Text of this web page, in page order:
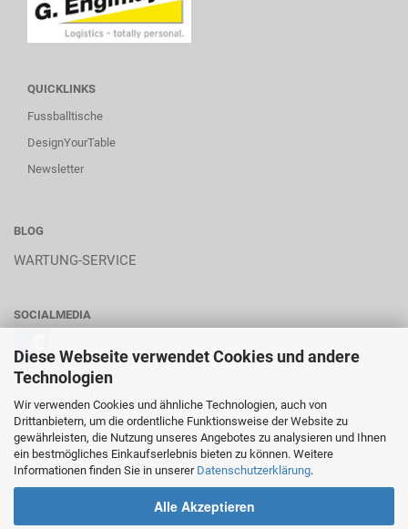
Diese Webseite verwendet Cookies und andere
Technologien
Wir verwenden Cookies und ähnliche Technologien, auch von
Drittanbietern, um die ordentliche Funktionsweise der Website zu
gewährleisten, die Nutzung unseres Angebotes zu analysieren und Ihnen
ein bestmögliches Einkaufserlebnis bieten zu können. Weitere
Informationen finden Sie in unserer Datenschutzerklärung.
Alle Akzeptieren
QUICKLINKS
Fussballtische
DesignYourTable
Newsletter
BLOG
WARTUNG-SERVICE
SOCIALMEDIA
________________________